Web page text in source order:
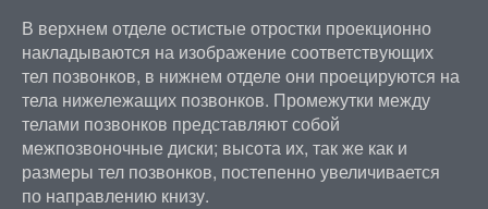
В верхнем отделе остистые отростки проекционно
накладываются на изображение соответствующих
тел позвонков, в нижнем отделе они проецируются на
тела нижележащих позвонков. Промежутки между
телами позвонков представляют собой
межпозвоночные диски; высота их, так же как и
размеры тел позвонков, постепенно увеличивается
по направлению книзу.